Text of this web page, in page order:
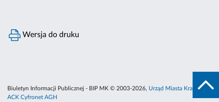
Wersja do druku
Biuletyn Informacji Publicznej - BIP MK © 2003-2026, Urząd Miasta Krakowa
ACK Cyfronet AGH